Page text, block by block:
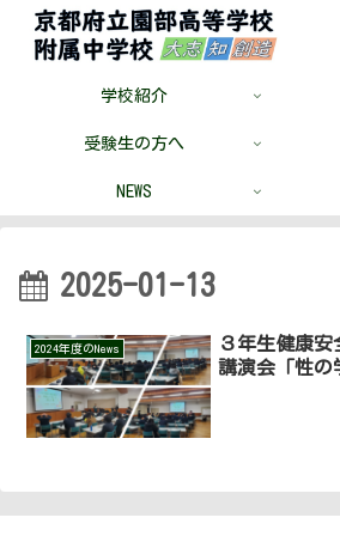
学校紹介
受験生の方へ
NEWS
2025-01-13
2024年度のNews
３年生健康安
講演会「性の